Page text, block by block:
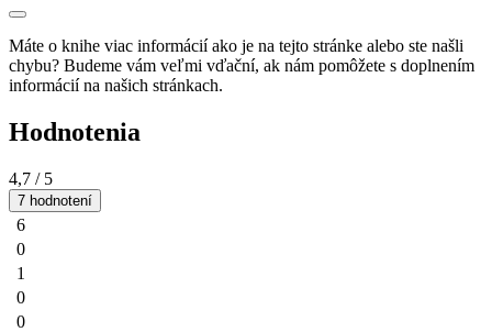
Máte o knihe viac informácií ako je na tejto stránke alebo ste našli
chybu? Budeme vám veľmi vďační, ak nám pomôžete s doplnením
informácií na našich stránkach.
Hodnotenia
4,7 / 5
7 hodnotení
6
0
1
0
0